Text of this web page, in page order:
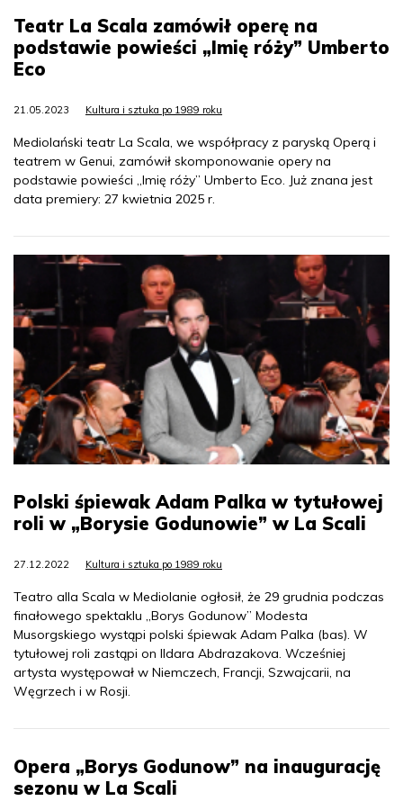
Teatr La Scala zamówił operę na
podstawie powieści „Imię róży” Umberto
Eco
21.05.2023 Kultura i sztuka po 1989 roku
Mediolański teatr La Scala, we współpracy z paryską Operą i
teatrem w Genui, zamówił skomponowanie opery na
podstawie powieści „Imię róży” Umberto Eco. Już znana jest
data premiery: 27 kwietnia 2025 r.
Polski śpiewak Adam Palka w tytułowej
roli w „Borysie Godunowie” w La Scali
27.12.2022 Kultura i sztuka po 1989 roku
Teatro alla Scala w Mediolanie ogłosił, że 29 grudnia podczas
finałowego spektaklu „Borys Godunow” Modesta
Musorgskiego wystąpi polski śpiewak Adam Palka (bas). W
tytułowej roli zastąpi on Ildara Abdrazakova. Wcześniej
artysta występował w Niemczech, Francji, Szwajcarii, na
Węgrzech i w Rosji.
Opera „Borys Godunow” na inaugurację
sezonu w La Scali